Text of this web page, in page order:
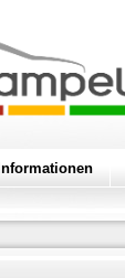
Informationen